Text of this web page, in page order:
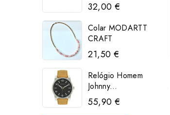
32,00 €
Colar MODARTT
CRAFT
21,50 €
Relógio Homem
Johnny...
55,90 €